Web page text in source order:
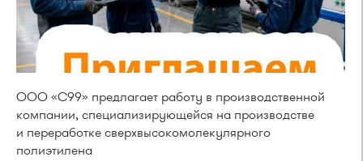
ООО «С99» предлагает работу в производственной
компании, специализирующейся на производстве
и переработке сверхвысокомолекулярного
полиэтилена